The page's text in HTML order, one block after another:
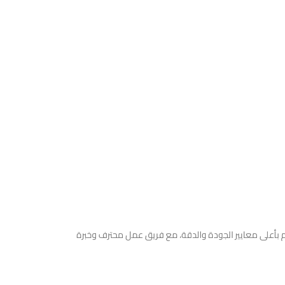
بأعلى معايير الجودة والدقة، مع فريق عمل محترف وخبرة